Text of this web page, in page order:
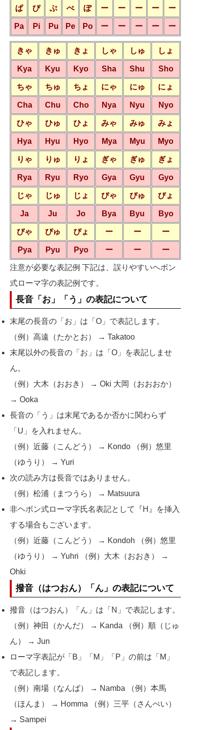
ぱ ぴ ぷ ぺ ぽ ー ー ー ー ー
Pa Pi Pu Pe Po ー ー ー ー ー
きゃ きゅ きょ しゃ しゅ しょ
Kya Kyu Kyo Sha Shu Sho
ちゃ ちゅ ちょ にゃ にゅ にょ
Cha Chu Cho Nya Nyu Nyo
ひゃ ひゅ ひょ みゃ みゅ みょ
Hya Hyu Hyo Mya Myu Myo
りゃ りゅ りょ ぎゃ ぎゅ ぎょ
Rya Ryu Ryo Gya Gyu Gyo
じゃ じゅ じょ びゃ びゅ びょ
Ja Ju Jo Bya Byu Byo
ぴゃ ぴゅ ぴょ ー ー ー
Pya Pyu Pyo ー ー ー
注意が必要な表記例 下記は、誤りやすいヘボン
式ローマ字の表記例です。
長音「お」「う」の表記について
末尾の長音の「お」は「O」で表記します。
（例）高遠（たかとお） → Takatoo
末尾以外の長音の「お」は「O」を表記しませ
ん。
（例）大木（おおき） → Oki 大岡（おおおか）
→ Ooka
長音の「う」は末尾であるか否かに関わらず
「U」を入れません。
（例）近藤（こんどう） → Kondo （例）悠里
（ゆうり） → Yuri
次の読み方は長音ではありません。
（例）松浦（まつうら） → Matsuura
非ヘボン式ローマ字氏名表記として『H』を挿入
する場合もございます。
（例）近藤（こんどう） → Kondoh （例）悠里
（ゆうり） → Yuhri （例）大木（おおき） →
Ohki
撥音（はつおん）「ん」の表記について
撥音（はつおん）「ん」は「N」で表記します。
（例）神田（かんだ） → Kanda （例）順（じゅ
ん） → Jun
ローマ字表記が「B」「M」「P」の前は「M」
で表記します。
（例）南場（なんば） → Namba （例）本馬
（ほんま） → Homma （例）三平（さんぺい）
→ Sampei